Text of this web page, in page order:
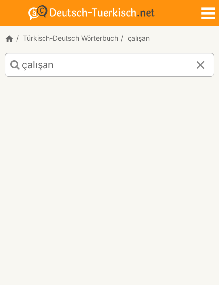
Türkisch-Deutsch Wörterbuch çalışan
Türkisch-
Deutsch
Übersetzung